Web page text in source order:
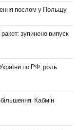
послом у Польщу
зупинено випуск
по РФ: роль
Кабмін